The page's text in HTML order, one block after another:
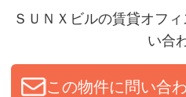
ＳＵＮＸビルの賃貸オフ
い合
この物件に問い合